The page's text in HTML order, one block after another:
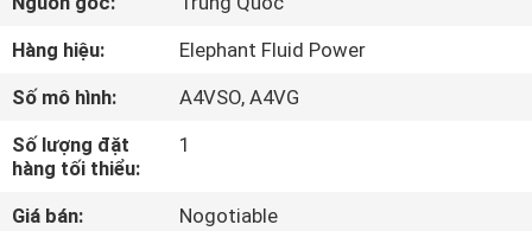
PHẨM
CHÚNG
TÔI
Hàng hiệu:
Elephant Fluid Power
Số mô hình:
A4VSO, A4VG
Số lượng đặt
hàng tối thiểu:
1
Giá bán:
Nogotiable